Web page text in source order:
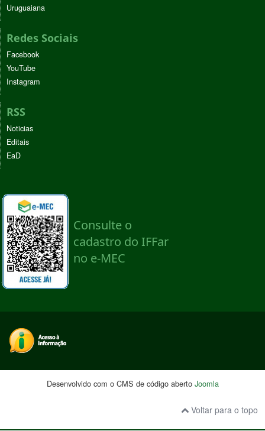
Uruguaiana
Redes Sociais
Facebook
YouTube
Instagram
RSS
Noticias
Editais
EaD
Desenvolvido com o CMS de código aberto Joomla
Voltar para o topo